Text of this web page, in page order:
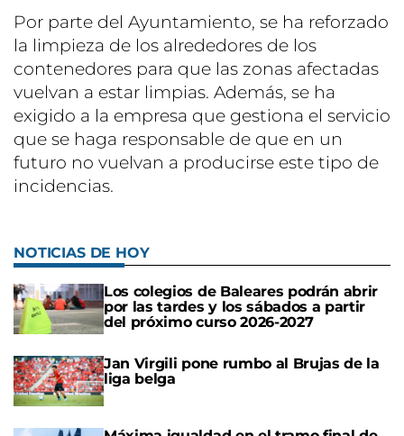
Por parte del Ayuntamiento, se ha reforzado
la limpieza de los alrededores de los
contenedores para que las zonas afectadas
vuelvan a estar limpias. Además, se ha
exigido a la empresa que gestiona el servicio
que se haga responsable de que en un
futuro no vuelvan a producirse este tipo de
incidencias.
NOTICIAS DE HOY
Los colegios de Baleares podrán abrir
por las tardes y los sábados a partir
del próximo curso 2026-2027
Jan Virgili pone rumbo al Brujas de la
liga belga